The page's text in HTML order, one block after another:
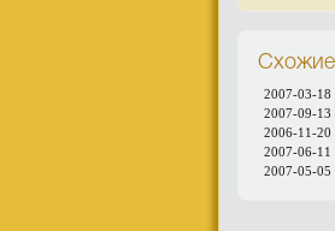
2007-03-18
2007-09-13
2006-11-20
2007-06-11
2007-05-05